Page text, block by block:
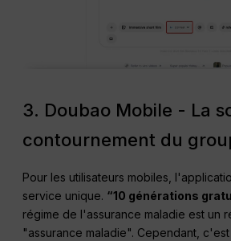
3. Doubao Mobile - La
contournement du
Pour les utilisateurs mobiles,
service unique. “10 générations
régime de l'assurance maladie est un
"assurance maladie". Cependant,